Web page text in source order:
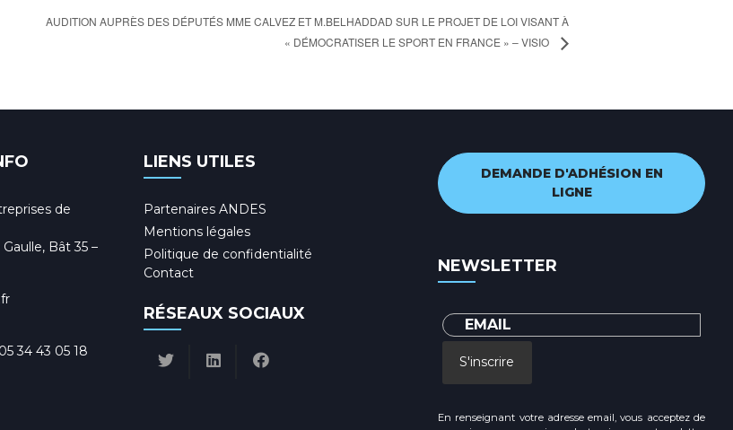
AUDITION AUPRÈS DES DÉPUTÉS MME CALVEZ ET M.BELHADDAD SUR LE PROJET DE LOI VISANT À
« DÉMOCRATISER LE SPORT EN FRANCE » – VISIO
de
Bât 35 –
05 34 43 05 18
LIENS UTILES
Partenaires ANDES
Mentions légales
Politique de confidentialité
Contact
RÉSEAUX SOCIAUX
DEMANDE D'ADHÉSION EN
LIGNE
NEWSLETTER
S'inscrire
En renseignant votre adresse email, vous acceptez de